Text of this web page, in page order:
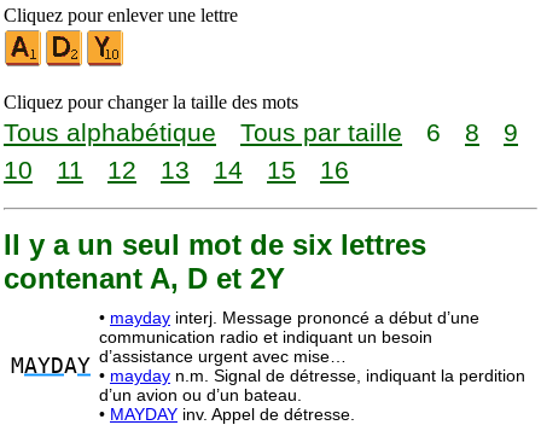
Cliquez pour enlever une lettre
Cliquez pour changer la taille des mots
Tous alphabétique Tous par taille 6 8
9
10
11 12 13 14 15 16
Il y a un seul mot de six lettres
contenant A, D et 2Y
MAYDAY
• mayday interj. Message prononcé a début d’une
communication radio et indiquant un besoin
d’assistance urgent avec mise…
• mayday n.m. Signal de détresse, indiquant la perdition
d’un avion ou d’un bateau.
• MAYDAY inv. Appel de détresse.